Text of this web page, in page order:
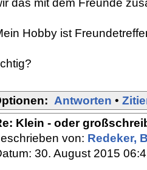
das mit dem Freunde
Hobby ist
Antworten •
Klein - oder
von: Redeker,
30. August 2015